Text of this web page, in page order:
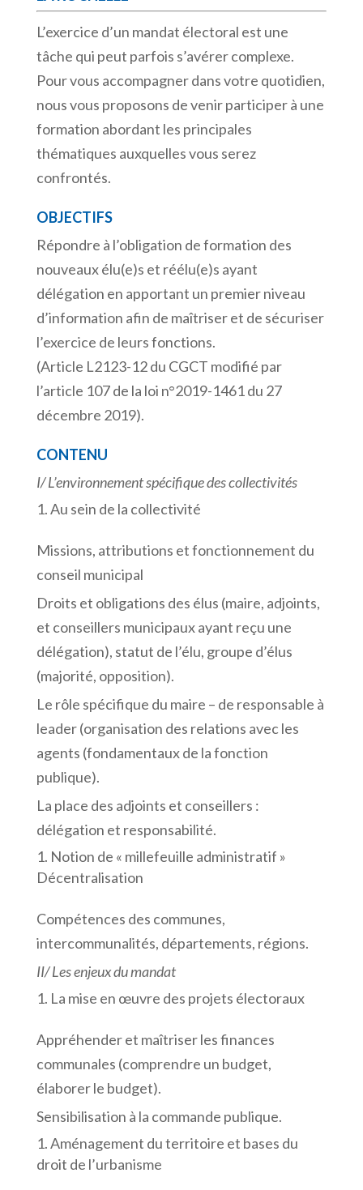
L’exercice d’un mandat électoral est une
tâche qui peut parfois s’avérer complexe.
Pour vous accompagner dans votre quotidien,
nous vous proposons de venir participer à une
formation abordant les principales
thématiques auxquelles vous serez
confrontés.
OBJECTIFS
Répondre à l’obligation de formation des
nouveaux élu(e)s et réélu(e)s ayant
délégation en apportant un premier niveau
d’information afin de maîtriser et de sécuriser
l’exercice de leurs fonctions.
(Article L2123-12 du CGCT modifié par
l’article 107 de la loi n°2019-1461 du 27
décembre 2019).
CONTENU
I/L’environnementspécifiquedescollectivités
Au sein de la collectivité
Missions, attributions et fonctionnement du
conseil municipal
Droits et obligations des élus (maire, adjoints,
et conseillers municipaux ayant reçu une
délégation), statut de l’élu, groupe d’élus
(majorité, opposition).
Le rôle spécifique du maire – de responsable à
leader (organisation des relations avec les
agents (fondamentaux de la fonction
publique).
La place des adjoints et conseillers :
délégation et responsabilité.
Notion de « millefeuille administratif »
Décentralisation
Compétences des communes,
intercommunalités, départements, régions.
II/ Les enjeux du mandat
La mise en œuvre des projets électoraux
Appréhender et maîtriser les finances
communales (comprendre un budget,
élaborer le budget).
Sensibilisation à la commande publique.
Aménagement du territoire et bases du
droit de l’urbanisme